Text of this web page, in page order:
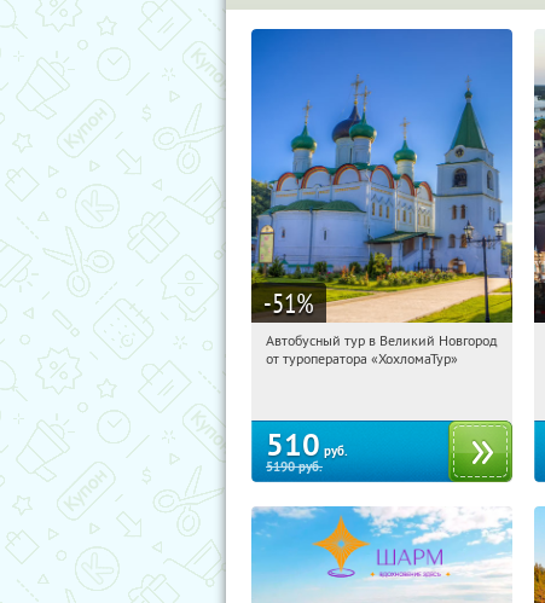
-51%
04:21:29 Купили:2
Автобусный тур в Великий Новгород
от туроператора «ХохломаТур»
510 руб.
5190руб.